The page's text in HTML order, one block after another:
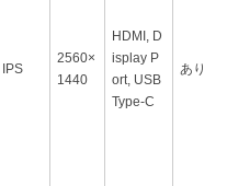
IPS
2560×
1440
HDMI, D
isplay P
ort, USB
Type-C
あり